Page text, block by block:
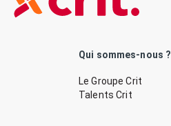
Qui sommes-nous ?
Le Groupe Crit
Talents Crit